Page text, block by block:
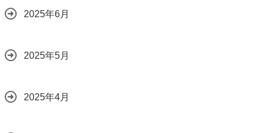
2025年6月
2025年5月
2025年4月